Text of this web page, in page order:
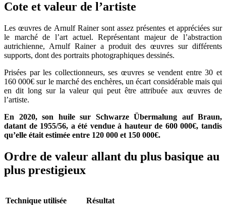
Cote et valeur de l’artiste
Les œuvres de Arnulf Rainer sont assez présentes et appréciées sur
le marché de l’art actuel. Représentant majeur de l’abstraction
autrichienne, Arnulf Rainer a produit des œuvres sur différents
supports, dont des portraits photographiques dessinés.
Prisées par les collectionneurs, ses œuvres se vendent entre 30 et
160 000€ sur le marché des enchères, un écart considérable mais qui
en dit long sur la valeur qui peut être attribuée aux œuvres de
l’artiste.
En 2020, son huile sur Schwarze Übermalung auf Braun,
datant de 1955/56, a été vendue à hauteur de 600 000€, tandis
qu’elle était estimée entre 120 000 et 150 000€.
Ordre de valeur allant du plus basique au
plus prestigieux
Technique utilisée Résultat